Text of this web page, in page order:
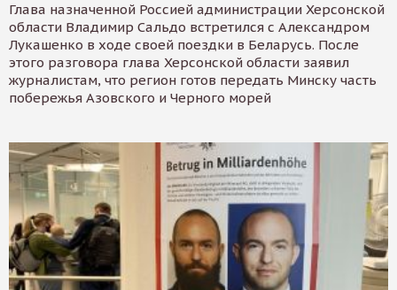
Глава назначенной Россией администрации Херсонской
области Владимир Сальдо встретился с Александром
Лукашенко в ходе своей поездки в Беларусь. После
этого разговора глава Херсонской области заявил
журналистам, что регион готов передать Минску часть
побережья Азовского и Черного морей